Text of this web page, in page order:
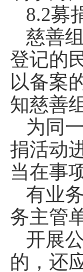
8.2募
慈善
登记的
以备案
知慈善
为同
捐活动
当在事
有业
务主管
开展
的，还